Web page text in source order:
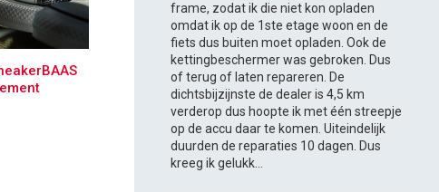
frame, zodat ik die niet kon opladen
omdat ik op de 1ste etage woon en de
fiets dus buiten moet opladen. Ook de
kettingbeschermer was gebroken. Dus
of terug of laten repareren. De
dichtsbijzijnste de dealer is 4,5 km
verderop dus hoopte ik met één streepje
op de accu daar te komen. Uiteindelijk
duurden de reparaties 10 dagen. Dus
kreeg ik gelukk...